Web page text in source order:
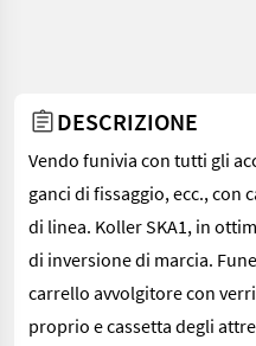
DESCRIZIONE
Vendo funivia con tutti gli
ganci di fissaggio, ecc., con
di linea. Koller SKA1, in
di inversione di marcia.
carrello avvolgitore con
proprio e cassetta degli